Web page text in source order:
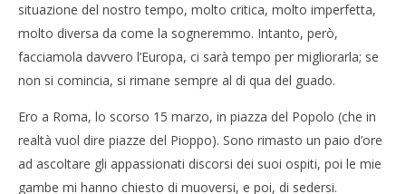
situazione del nostro tempo, molto critica, molto imperfetta,
molto diversa da come la sogneremmo. Intanto, però,
facciamola davvero l’Europa, ci sarà tempo per migliorarla; se
non si comincia, si rimane sempre al di qua del guado.
Ero a Roma, lo scorso 15 marzo, in piazza del Popolo (che in
realtà vuol dire piazze del Pioppo). Sono rimasto un paio d’ore
ad ascoltare gli appassionati discorsi dei suoi ospiti, poi le mie
gambe mi hanno chiesto di muoversi, e poi, di sedersi.